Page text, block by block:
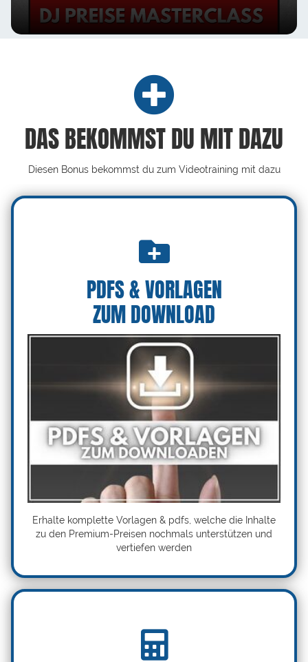
DAS BEKOMMST DU MIT DAZU
Diesen Bonus bekommst du zum Videotraining mit dazu
PDFS & VORLAGEN
ZUM DOWNLOAD
Erhalte komplette Vorlagen & pdfs, welche die Inhalte
zu den Premium-Preisen nochmals unterstützen und
vertiefen werden